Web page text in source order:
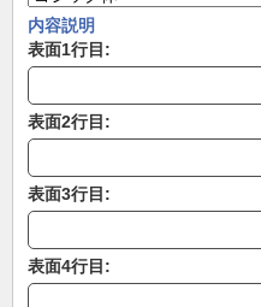
内容説明
表面1行目:
表面2行目:
表面3行目:
表面4行目: